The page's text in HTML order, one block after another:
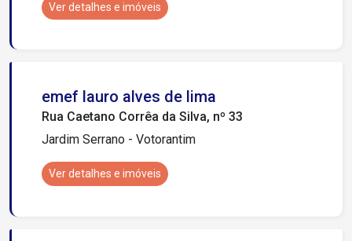
Ver detalhes e imóveis
emef lauro alves de lima
Rua Caetano Corrêa da Silva, nº 33
Jardim Serrano - Votorantim
Ver detalhes e imóveis